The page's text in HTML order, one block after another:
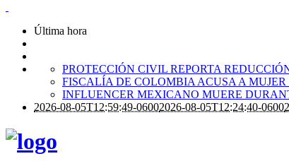
Última hora
PROTECCIÓN CIVIL REPORTA
FISCALÍA DE COLOMBIA ACUSA A
INFLUENCER MEXICANO MUERE
2026-08-05T12:59:49-06002026-08-05T12:24:40-0600